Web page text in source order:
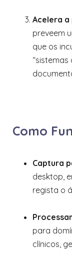
Acelera a
preveem
que os
Como
Captura
desktop,
regista o
para
clínicos,